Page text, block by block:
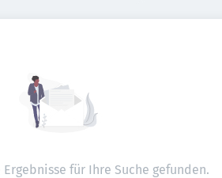
für Ihre Suche gefunden.